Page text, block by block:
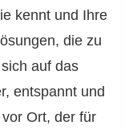
kennt und Ihre
die zu
auf das
entspannt und
Ort, der für